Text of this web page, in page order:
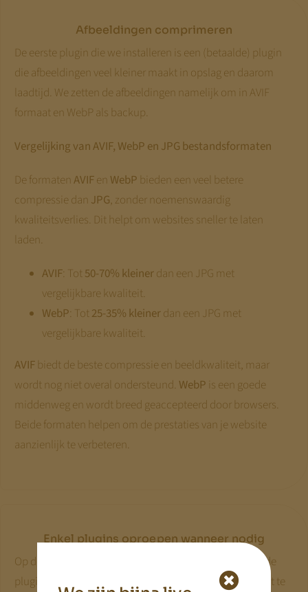
Afbeeldingen comprimeren
De eerste plugin die we installeren is een (betaalde) plugin
die afbeeldingen veel kleiner maakt in opslag en daarom
laadtijd. We zetten de afbeeldingen namelijk om in AVIF
formaat en WebP als backup.
Vergelijking van AVIF, WebP en JPG bestandsformaten
De formatenAVIFen WebP bieden een veel betere
compressie dan JPG, zonder noemenswaardig
kwaliteitsverlies. Dit helpt om websites sneller te laten
laden.
AVIF: Tot50-70% kleinerdan een JPG met
vergelijkbare kwaliteit.
WebP: Tot25-35% kleinerdan een JPG met
vergelijkbare kwaliteit.
AVIFbiedt de beste compressie en beeldkwaliteit, maar
wordt nog niet overal ondersteund. WebP is een goede
middenweg en wordt breed geaccepteerd door browsers.
Beide formaten helpen om de prestaties van je website
aanzienlijk te verbeteren.
Enkel plugins oproepen wanneer nodig
Op de tweede plugin zijn we echt verliefd. Deze (betaalde
plugin) stelt ons in staat om per pagina plugins aan of uit te